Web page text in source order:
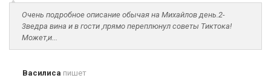
Очень подробное описание обычая на Михайлов день.2-
3ведра вина и в гости ,прямо переплюнул советы Тиктока!
Может,и...
Василиса пишет